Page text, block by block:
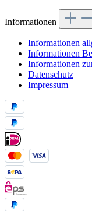
Informationen
Informationen
Informationen
Informationen
Datenschutz
Impressum